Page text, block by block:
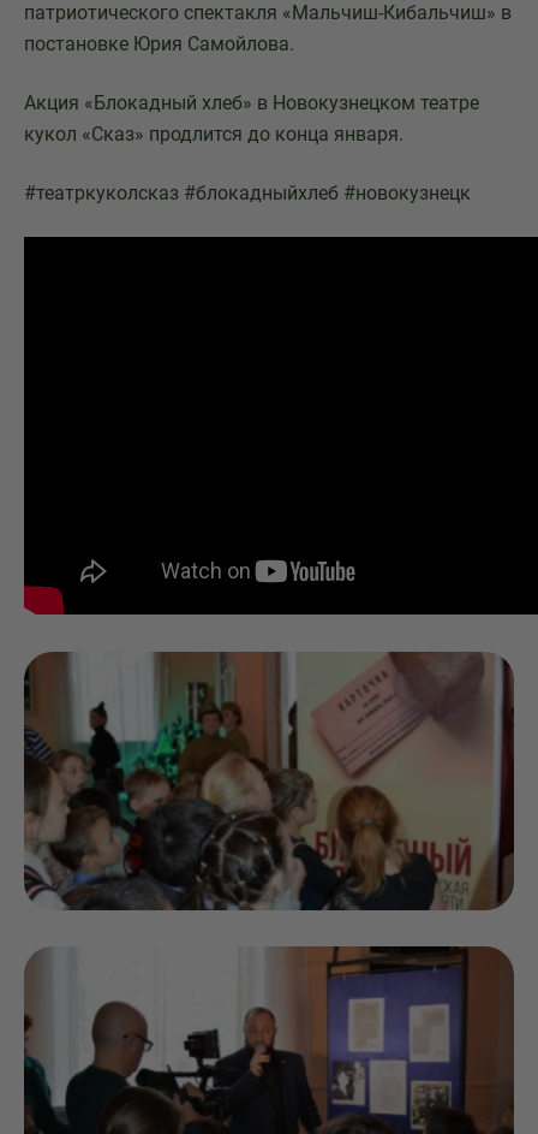
патриотического спектакля «Мальчиш-Кибальчиш» в
постановке Юрия Самойлова.
Акция «Блокадный хлеб» в Новокузнецком театре
кукол «Сказ» продлится до конца января.
#театркуколсказ #блокадныйхлеб #новокузнецк